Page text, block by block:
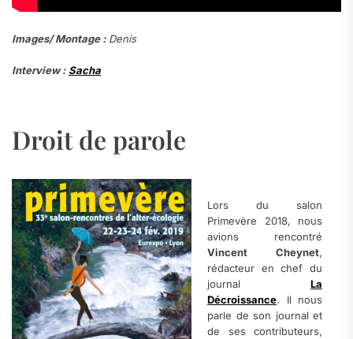
Images/ Montage :Denis
Interview : Sacha
Droit de parole
Lors du salon
Primevère 2018, nous
avions rencontré
Vincent Cheynet,
rédacteur en chef du
journal La
Décroissance. Il nous
parle de son journal et
de ses contributeurs,